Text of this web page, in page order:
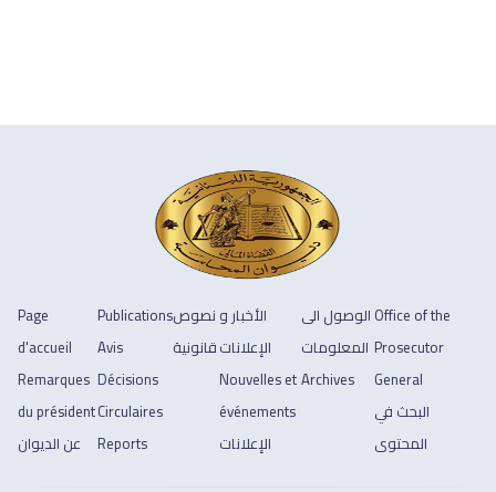
Page
d'accueil
Remarques
du président
عن الديوان
Publications
Avis
Décisions
Circulaires
Reports
نصوص
قانونية
الأخبار و
الإعلانات
Nouvelles et
événements
الإعلانات
الوصول الى
المعلومات
Archives
Office of the
Prosecutor
General
البحث في
المحتوى